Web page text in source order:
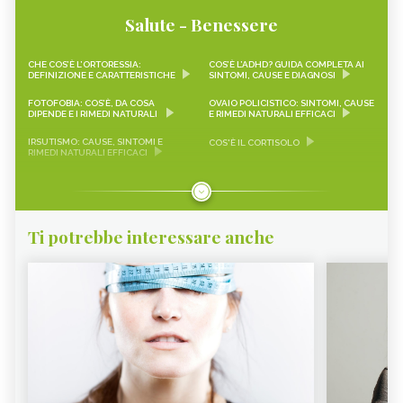
Salute - Benessere
CHE COS’È L’ORTORESSIA:
DEFINIZIONE E CARATTERISTICHE
COS’È L’ADHD? GUIDA COMPLETA AI
SINTOMI, CAUSE E DIAGNOSI
FOTOFOBIA: COS’È, DA COSA
DIPENDE E I RIMEDI NATURALI
OVAIO POLICISTICO: SINTOMI, CAUSE
E RIMEDI NATURALI EFFICACI
IRSUTISMO: CAUSE, SINTOMI E
RIMEDI NATURALI EFFICACI
COS'È IL CORTISOLO
RIMEDI NATURALI
TISANE PER DORMIRE
CLIMATERIO COS'È - CURE-
EMATOMA: SINTOMI E CAUSE - CURE-
NATURALI.IT
DISIDROSI COS'È - CURE-
DISTURBO DA STRESS POST-
OROPOUCHE
Ti potrebbe interessare anche